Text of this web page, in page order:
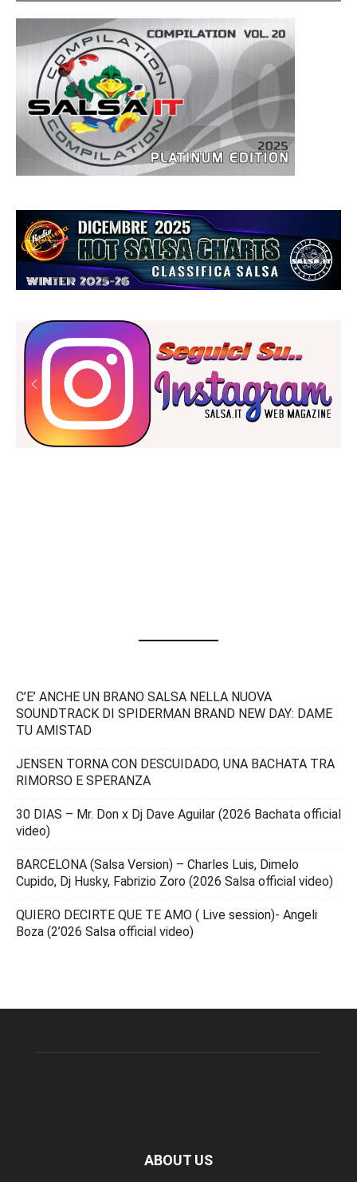
C’E’ ANCHE UN BRANO SALSA NELLA NUOVA
SOUNDTRACK DI SPIDERMAN BRAND NEW DAY: DAME
TU AMISTAD
JENSEN TORNA CON DESCUIDADO, UNA BACHATA TRA
RIMORSO E SPERANZA
30 DIAS – Mr. Don x Dj Dave Aguilar (2026 Bachata official
video)
BARCELONA (Salsa Version) – Charles Luis, Dimelo
Cupido, Dj Husky, Fabrizio Zoro (2026 Salsa official video)
QUIERO DECIRTE QUE TE AMO ( Live session)- Angeli
Boza (2’026 Salsa official video)
ABOUT US